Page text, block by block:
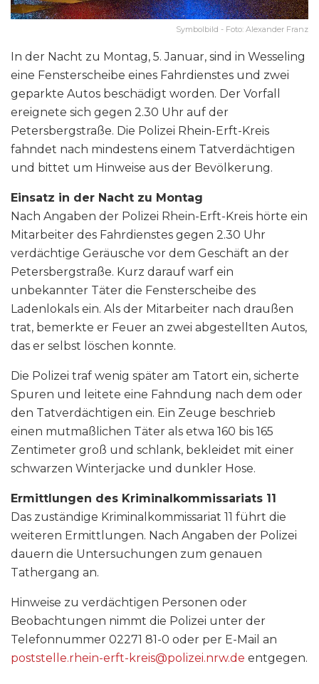
Symbolbild - Foto: Alexander Franz
In der Nacht zu Montag, 5. Januar, sind in Wesseling
eine Fensterscheibe eines Fahrdienstes und zwei
geparkte Autos beschädigt worden. Der Vorfall
ereignete sich gegen 2.30 Uhr auf der
Petersbergstraße. Die Polizei Rhein-Erft-Kreis
fahndet nach mindestens einem Tatverdächtigen
und bittet um Hinweise aus der Bevölkerung.
Einsatz in der Nacht zu Montag
Nach Angaben der Polizei Rhein-Erft-Kreis hörte ein
Mitarbeiter des Fahrdienstes gegen 2.30 Uhr
verdächtige Geräusche vor dem Geschäft an der
Petersbergstraße. Kurz darauf warf ein
unbekannter Täter die Fensterscheibe des
Ladenlokals ein. Als der Mitarbeiter nach draußen
trat, bemerkte er Feuer an zwei abgestellten Autos,
das er selbst löschen konnte.
Die Polizei traf wenig später am Tatort ein, sicherte
Spuren und leitete eine Fahndung nach dem oder
den Tatverdächtigen ein. Ein Zeuge beschrieb
einen mutmaßlichen Täter als etwa 160 bis 165
Zentimeter groß und schlank, bekleidet mit einer
schwarzen Winterjacke und dunkler Hose.
Ermittlungen des Kriminalkommissariats 11
Das zuständige Kriminalkommissariat 11 führt die
weiteren Ermittlungen. Nach Angaben der Polizei
dauern die Untersuchungen zum genauen
Tathergang an.
Hinweise zu verdächtigen Personen oder
Beobachtungen nimmt die Polizei unter der
Telefonnummer 02271 81-0 oder per E-Mail an
poststelle.rhein-erft-kreis@polizei.nrw.de entgegen.